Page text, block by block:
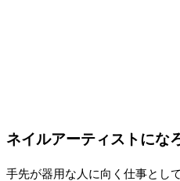
ネイルアーティストにな
手先が器用な人に向く仕事とし